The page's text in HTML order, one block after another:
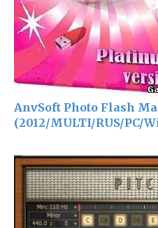
AnvSoft Photo Flash
(2012/MULTI/RUS/PC/